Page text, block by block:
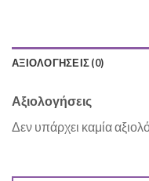
ΑΞΙΟΛΟΓΉΣΕΙΣ (0)
Αξιολογήσεις
Δεν υπάρχει καμία